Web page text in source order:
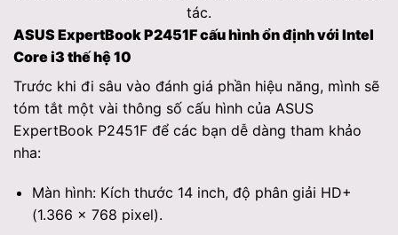
tác.
ASUS ExpertBook P2451F cấu hình ổn định với Intel
Core i3 thế hệ 10
Trước khi đi sâu vào đánh giá phần hiệu năng, mình sẽ
tóm tắt một vài thông số cấu hình của ASUS
ExpertBook P2451F để các bạn dễ dàng tham khảo
nha:
Màn hình: Kích thước 14 inch, độ phân giải HD+
(1.366 x 768 pixel).